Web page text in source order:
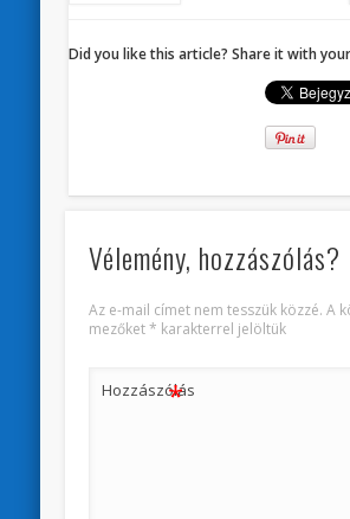
Did you like this article? Share it with
Vélemény, hozzászólás?
Az e-mail címet nem tesszük közzé. A
mezőket* karakterrel jelöltük
Hozzászólás
*